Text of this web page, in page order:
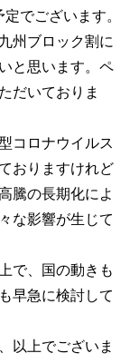
でございます。
州ブロック割に
と思います。ペ
だいておりま
コロナウイルス
おりますけれど
騰の長期化によ
な影響が生じて
で、国の動きも
早急に検討して
以上でございま